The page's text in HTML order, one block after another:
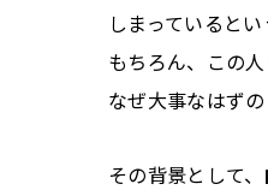
しまっているとい
もちろん、この
なぜ大事なはず
その背景として、